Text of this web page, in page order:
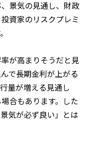
景気の見通し、財政
資家のリスクプレミ
が高まりそうだと見
で長期金利が上がる
量が増える見通し
合もあります。した
気が必ず良い」とは